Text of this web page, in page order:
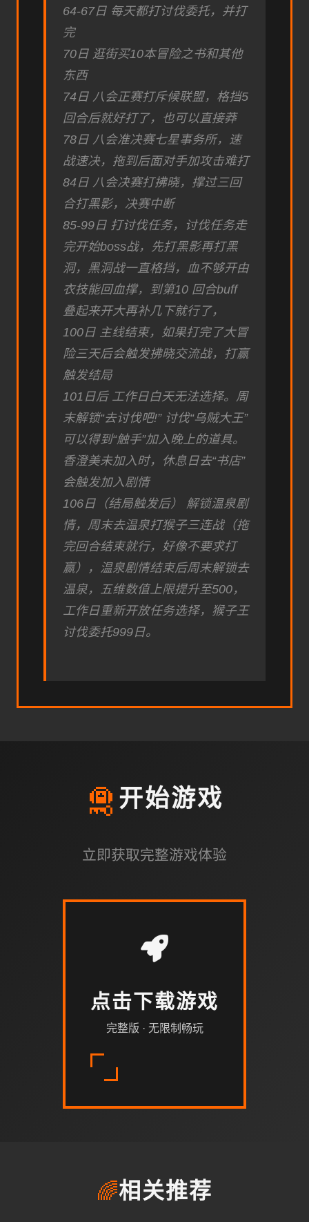
64-67日 每天都打讨伐委托，并打
完
70日 逛街买10本冒险之书和其他
东西
74日 八会正赛打斥候联盟，格挡5
回合后就好打了，也可以直接莽
78日 八会准决赛七星事务所，速
战速决，拖到后面对手加攻击难打
84日 八会决赛打拂晓，撑过三回
合打黑影，决赛中断
85-99日 打讨伐任务，讨伐任务走
完开始boss战，先打黑影再打黑
洞，黑洞战一直格挡，血不够开由
衣技能回血撑，到第10 回合buff
叠起来开大再补几下就行了，
100日 主线结束，如果打完了大冒
险三天后会触发拂晓交流战，打赢
触发结局
101日后 工作日白天无法选择。周
末解锁“去讨伐吧!” 讨伐“乌贼大王”
可以得到“触手”加入晚上的道具。
香澄美未加入时，休息日去“书店”
会触发加入剧情
106日（结局触发后） 解锁温泉剧
情，周末去温泉打猴子三连战（拖
完回合结束就行，好像不要求打
赢），温泉剧情结束后周末解锁去
温泉，五维数值上限提升至500，
工作日重新开放任务选择，猴子王
讨伐委托999日。
🛅 开始游戏
立即获取完整游戏体验
点击下载游戏
完整版 · 无限制畅玩
🌈相关推荐